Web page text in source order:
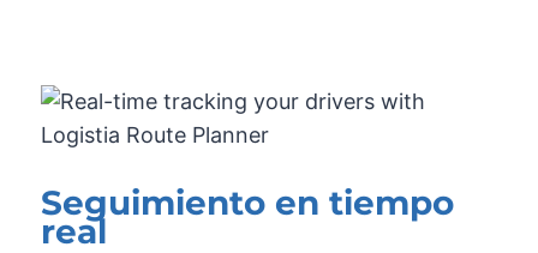
Seguimiento en tiempo
real